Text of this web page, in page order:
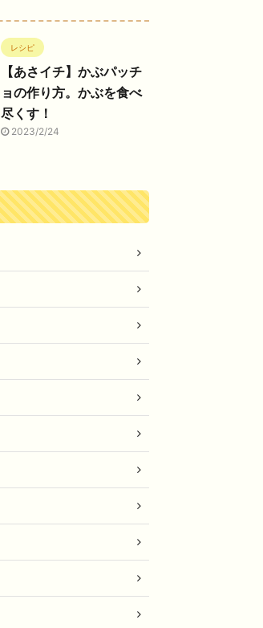
レシピ
【あさイチ】かぶパッチ
ョの作り方。かぶを食べ
尽くす！
2023/2/24